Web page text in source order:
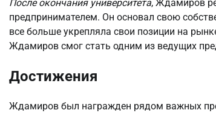
После окончания университета, Ждамиров
предпринимателем. Он основал свою
все больше укрепляла свои позиции на
Ждамиров смог стать одним из ведущих
Достижения
Ждамиров был награжден рядом важных